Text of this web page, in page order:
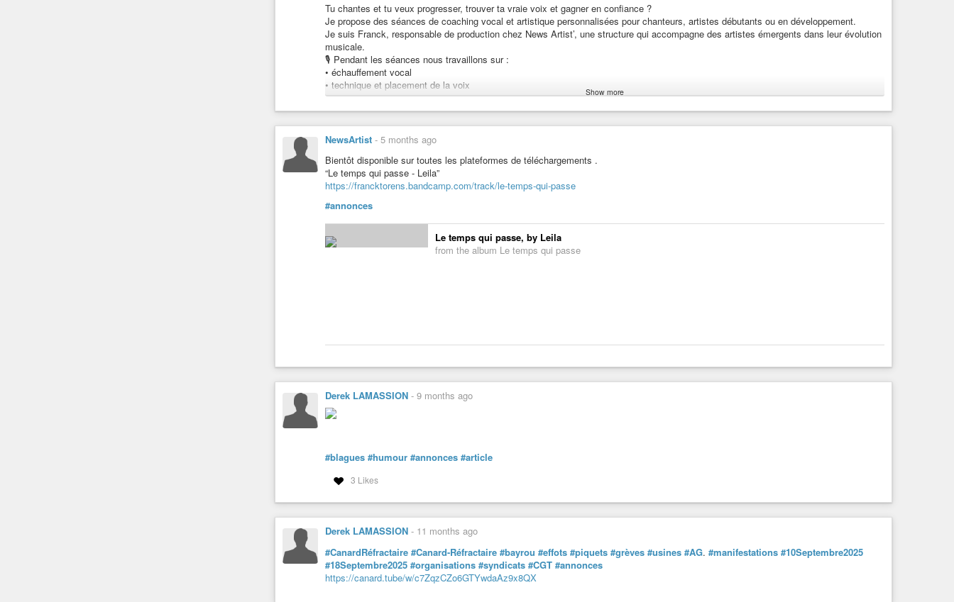
Tu chantes et tu veux progresser, trouver ta vraie voix et gagner en confiance ?
Je propose des séances de coaching vocal et artistique personnalisées pour chanteurs, artistes débutants ou en développement.
Je suis Franck, responsable de production chez News Artist’, une structure qui accompagne des artistes émergents dans leur évolution
musicale.
🎙 Pendant les séances nous travaillons sur :
• échauffement vocal
• technique et placement de la voix
• respiration et puissance vocale
• interprétation et émotion
• confiance en soi
• développement de ton univers artistique
Mon objectif : t’aider à révéler ta voix et ton identité artistique.
✔ Tous niveaux acceptés
✔ Coaching personnalisé
✔ Artistes, chanteurs, auteurs, compositeurs
💬 Premier échange offert pour parler de ton projet artistique.
Show more
NewsArtist - 5 months ago
Bientôt disponible sur toutes les plateformes de téléchargements .
“Le temps qui passe - Leila”
https://francktorens.bandcamp.com/track/le-temps-qui-passe
#annonces
Le temps qui passe, by Leila
from the album Le temps qui passe
Derek LAMASSION - 9 months ago
#blagues #humour #annonces #article
3 Likes
Derek LAMASSION - 11 months ago
#CanardRéfractaire #Canard-Réfractaire #bayrou #effots #piquets #grèves #usines #AG. #manifestations #10Septembre2025
#18Septembre2025 #organisations #syndicats #CGT #annonces
https://canard.tube/w/c7ZqzCZo6GTYwdaAz9x8QX